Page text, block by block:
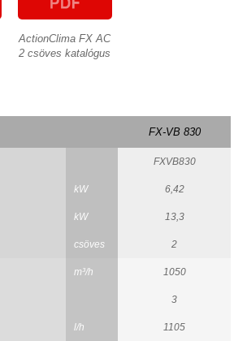
ActionClima FX AC
2 csöves katalógus
FX-VB 830
FXVB830
kW 6,42
kW 13,3
csöves 2
m³/h 1050
3
l/h 1105